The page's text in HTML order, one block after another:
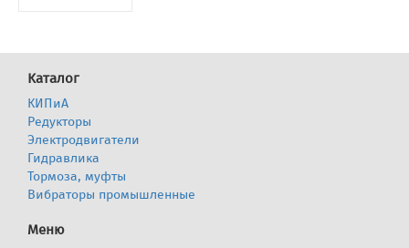
Каталог
КИПиА
Редукторы
Электродвигатели
Гидравлика
Тормоза, муфты
Вибраторы промышленные
Меню